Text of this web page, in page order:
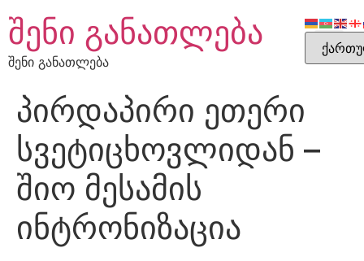
შენი განათლება
შენი განათლება
პირდაპირი ეთერი
სვეტიცხოვლიდან –
შიო მესამის
ინტრონიზაცია